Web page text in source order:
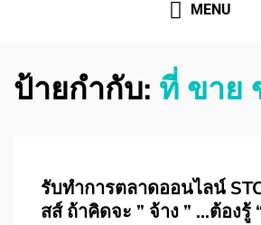
MENU
ป้ายกำกับ: ที่ ขาย
รับทําการตลาดออนไลน์
สส์ ถ้าคิดจะ ” จ้าง ” …ต้องรู้